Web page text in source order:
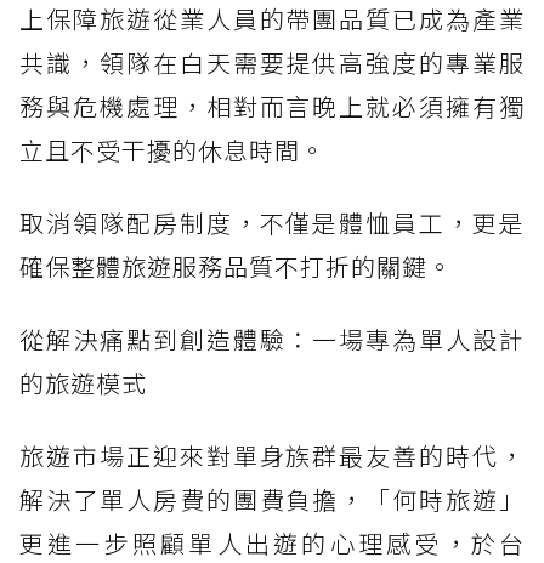
上保障旅遊從業人員的帶團品質已成為產業
共識，領隊在白天需要提供高強度的專業服
務與危機處理，相對而言晚上就必須擁有獨
立且不受干擾的休息時間。
取消領隊配房制度，不僅是體恤員工，更是
確保整體旅遊服務品質不打折的關鍵。
從解決痛點到創造體驗：一場專為單人設計
的旅遊模式
旅遊市場正迎來對單身族群最友善的時代，
解決了單人房費的團費負擔，「何時旅遊」
更進一步照顧單人出遊的心理感受，於台